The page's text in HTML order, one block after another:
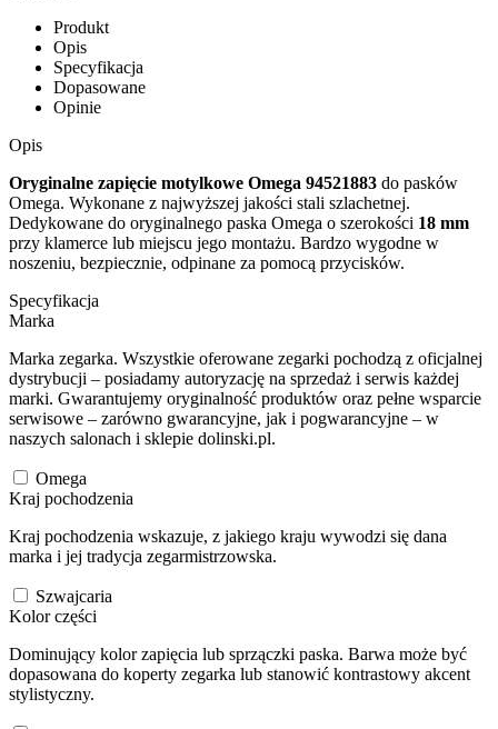
Produkt
Opis
Specyfikacja
Dopasowane
Opinie
Opis
Oryginalne zapięcie motylkowe Omega 94521883 do pasków
Omega. Wykonane z najwyższej jakości stali szlachetnej.
Dedykowane do oryginalnego paska Omega o szerokości 18 mm
przy klamerce lub miejscu jego montażu. Bardzo wygodne w
noszeniu, bezpiecznie, odpinane za pomocą przycisków.
Specyfikacja
Marka
Marka zegarka. Wszystkie oferowane zegarki pochodzą z oficjalnej
dystrybucji – posiadamy autoryzację na sprzedaż i serwis każdej
marki. Gwarantujemy oryginalność produktów oraz pełne wsparcie
serwisowe – zarówno gwarancyjne, jak i pogwarancyjne – w
naszych salonach i sklepie dolinski.pl.
Omega
Kraj pochodzenia
Kraj pochodzenia wskazuje, z jakiego kraju wywodzi się dana
marka i jej tradycja zegarmistrzowska.
Szwajcaria
Kolor części
Dominujący kolor zapięcia lub sprzączki paska. Barwa może być
dopasowana do koperty zegarka lub stanowić kontrastowy akcent
stylistyczny.